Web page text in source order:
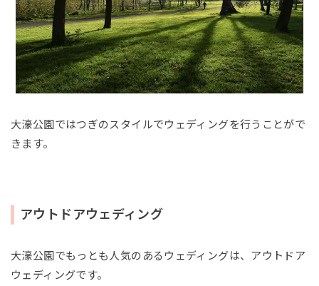
大濠公園ではつぎのスタイルでウェディングを行うことがで
きます。
アウトドアウェディング
大濠公園でもっとも人気のあるウェディングは、アウトドア
ウェディングです。